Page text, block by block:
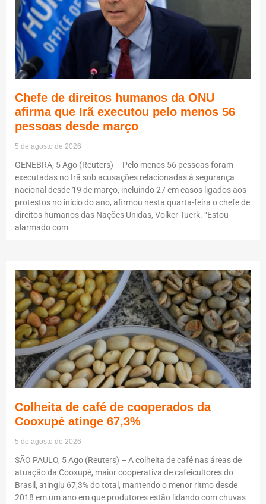
Chefe de direitos humanos da ONU
afirma que Irã executou pelo menos 56
pessoas desde março
5 de agosto de 2026
GENEBRA, 5 Ago (Reuters) – Pelo menos 56 pessoas foram
executadas no Irã sob acusações relacionadas à segurança
nacional desde 19 de março, incluindo 27 em casos ligados aos
protestos no início do ano, afirmou nesta quarta-feira o chefe de
direitos humanos das Nações Unidas, Volker Tuerk. “Estou
alarmado com
Colheita de café de cooperados da
Cooxupé atinge 67,3%
5 de agosto de 2026
SÃO PAULO, 5 Ago (Reuters) – A colheita de café nas áreas de
atuação da Cooxupé, maior cooperativa de cafeicultores do
Brasil, atingiu 67,3% do total, mantendo o menor ritmo desde
2018 em um ano em que produtores estão lidando com chuvas